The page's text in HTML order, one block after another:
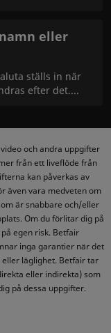
eller
ställs in när
efter det.
och andra uppgifter
från ett liveflöde från
kan påverkas av
även vara medveten om
är snabbare och/eller
Om du förlitar dig på
egen risk. Betfair
inga garantier när det
läglighet. Betfair tar
eller indirekta) som
på dessa uppgifter.